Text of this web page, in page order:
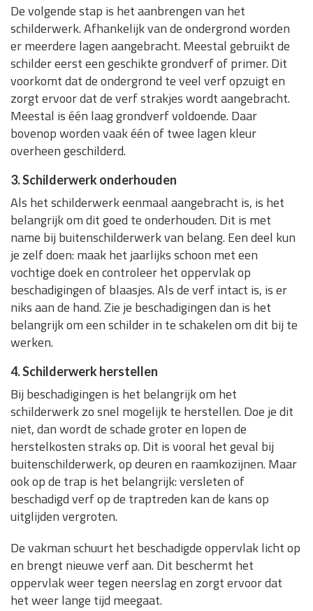
De volgende stap is het aanbrengen van het
schilderwerk. Afhankelijk van de ondergrond worden
er meerdere lagen aangebracht. Meestal gebruikt de
schilder eerst een geschikte grondverf of primer. Dit
voorkomt dat de ondergrond te veel verf opzuigt en
zorgt ervoor dat de verf strakjes wordt aangebracht.
Meestal is één laag grondverf voldoende. Daar
bovenop worden vaak één of twee lagen kleur
overheen geschilderd.
3. Schilderwerk onderhouden
Als het schilderwerk eenmaal aangebracht is, is het
belangrijk om dit goed te onderhouden. Dit is met
name bij buitenschilderwerk van belang. Een deel kun
je zelf doen: maak het jaarlijks schoon met een
vochtige doek en controleer het oppervlak op
beschadigingen of blaasjes. Als de verf intact is, is er
niks aan de hand. Zie je beschadigingen dan is het
belangrijk om een schilder in te schakelen om dit bij te
werken.
4. Schilderwerk herstellen
Bij beschadigingen is het belangrijk om het
schilderwerk zo snel mogelijk te herstellen. Doe je dit
niet, dan wordt de schade groter en lopen de
herstelkosten straks op. Dit is vooral het geval bij
buitenschilderwerk, op deuren en raamkozijnen. Maar
ook op de trap is het belangrijk: versleten of
beschadigd verf op de traptreden kan de kans op
uitglijden vergroten.
De vakman schuurt het beschadigde oppervlak licht op
en brengt nieuwe verf aan. Dit beschermt het
oppervlak weer tegen neerslag en zorgt ervoor dat
het weer lange tijd meegaat.